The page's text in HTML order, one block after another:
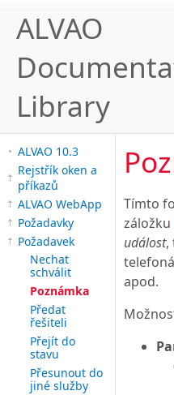
ALVAO
Library
ALVAO 10.3
Rejstřík oken a
příkazů
ALVAO WebApp
Požadavky
Požadavek
Nechat
schválit
Poznámka
Předat
řešiteli
Přejít do
stavu
Přesunout do
jiné služby
Tímto
záložku
událost,
apod.